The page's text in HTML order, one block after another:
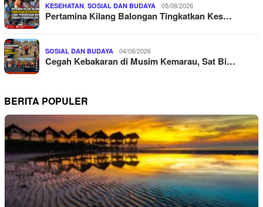
KESEHATAN SOSIAL DAN BUDAYA 05/08/2026
Pertamina Kilang Balongan Tingkatkan Kes…
SOSIAL DAN BUDAYA 04/08/2026
Cegah Kebakaran di Musim Kemarau, Sat Bi…
BERITA POPULER